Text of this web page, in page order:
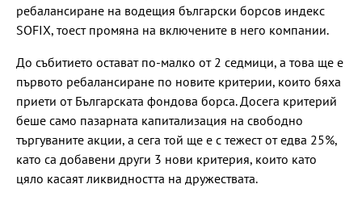
ребалансиране на водещия български борсов индекс
SOFIX, тоест промяна на включените в него компании.
До събитието остават по-малко от 2 седмици, а това ще е
първото ребалансиране по новите критерии, които бяха
приети от Българската фондова борса. Досега критерий
беше само пазарната капитализация на свободно
търгуваните акции, а сега той ще е с тежест от едва 25%,
като са добавени други 3 нови критерия, които като
цяло касаят ликвидността на дружествата.